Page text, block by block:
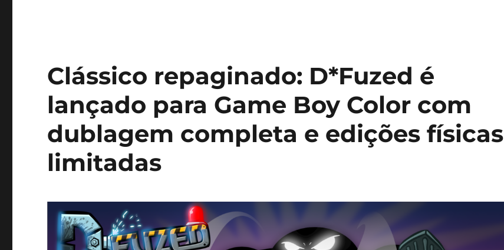
Clássico repaginado: D*Fuzed é
lançado para Game Boy Color com
dublagem completa e edições físicas
limitadas